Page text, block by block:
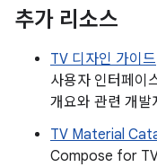
추가 리소스
TV 디자인 가이드
사용자 인터페이
개요와 관련 개발
TV Material
Compose for